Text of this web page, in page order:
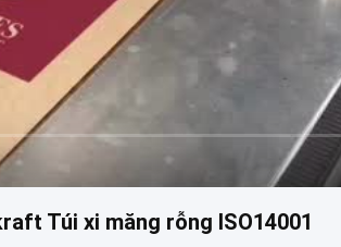
Túi xi măng rỗng ISO14001